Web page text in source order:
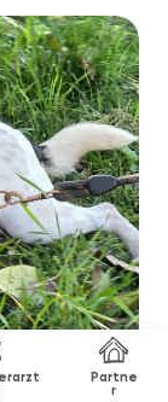
Partne
r